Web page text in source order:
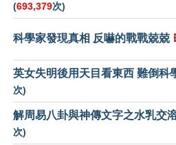
(693,379次)
科學家發現真相 反嚇的戰戰兢兢
英女失明後用天目看東西 難倒科
次)
解周易八卦與神傳文字之水乳交
次)